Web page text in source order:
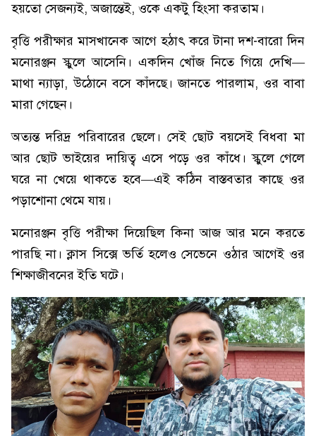
হয়তো সেজন্যই, অজান্তেই, ওকে একটু হিংসা করতাম।
বৃত্তি পরীক্ষার মাসখানেক আগে হঠাৎ করে টানা দশ-বারো দিন
মনোরঞ্জন স্কুলে আসেনি। একদিন খোঁজ নিতে গিয়ে দেখি—
মাথা ন্যাড়া, উঠোনে বসে কাঁদছে। জানতে পারলাম, ওর বাবা
মারা গেছেন।
অত্যন্ত দরিদ্র পরিবারের ছেলে। সেই ছোট বয়সেই বিধবা মা
আর ছোট ভাইয়ের দায়িত্ব এসে পড়ে ওর কাঁধে। স্কুলে গেলে
ঘরে না খেয়ে থাকতে হবে—এই কঠিন বাস্তবতার কাছে ওর
পড়াশোনা থেমে যায়।
মনোরঞ্জন বৃত্তি পরীক্ষা দিয়েছিল কিনা আজ আর মনে করতে
পারছি না। ক্লাস সিক্সে ভর্তি হলেও সেভেনে ওঠার আগেই ওর
শিক্ষাজীবনের ইতি ঘটে।